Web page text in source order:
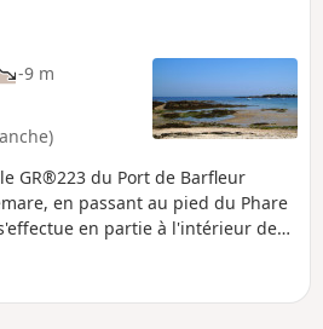
-9 m
GR®223 du Port de Barfleur
en passant au pied du Phare
en partie à l'intérieur des